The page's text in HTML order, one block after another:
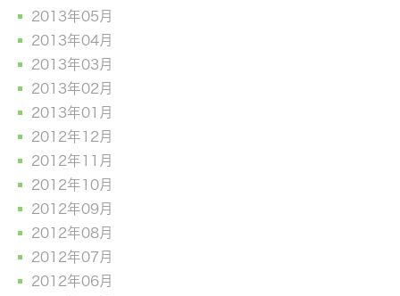
2013年05月
2013年04月
2013年03月
2013年02月
2013年01月
2012年12月
2012年11月
2012年10月
2012年09月
2012年08月
2012年07月
2012年06月